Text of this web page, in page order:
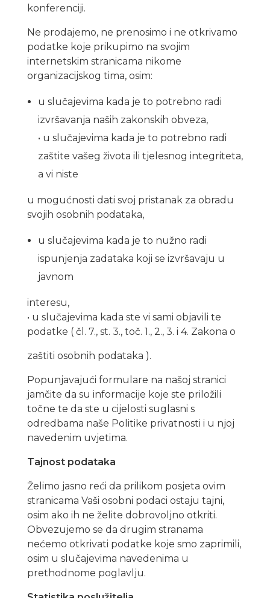
konferenciji.
Ne prodajemo, ne prenosimo i ne otkrivamo
podatke koje prikupimo na svojim
internetskim stranicama nikome
organizacijskog tima, osim:
u slučajevima kada je to potrebno radi
izvršavanja naših zakonskih obveza,
• u slučajevima kada je to potrebno radi
zaštite vašeg života ili tjelesnog integriteta,
a vi niste
u mogućnosti dati svoj pristanak za obradu
svojih osobnih podataka,
u slučajevima kada je to nužno radi
ispunjenja zadataka koji se izvršavaju u
javnom
interesu,
• u slučajevima kada ste vi sami objavili te
podatke ( čl. 7., st. 3., toč. 1., 2., 3. i 4. Zakona o
zaštiti osobnih podataka ).
Popunjavajući formulare na našoj stranici
jamčite da su informacije koje ste priložili
točne te da ste u cijelosti suglasni s
odredbama naše Politike privatnosti i u njoj
navedenim uvjetima.
Tajnost podataka
Želimo jasno reći da prilikom posjeta ovim
stranicama Vaši osobni podaci ostaju tajni,
osim ako ih ne želite dobrovoljno otkriti.
Obvezujemo se da drugim stranama
nećemo otkrivati podatke koje smo zaprimili,
osim u slučajevima navedenima u
prethodnome poglavlju.